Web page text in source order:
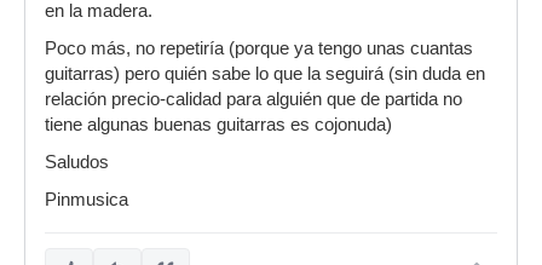
en la madera.
Poco más, no repetiría (porque ya tengo unas cuantas
guitarras) pero quién sabe lo que la seguirá (sin duda en
relación precio-calidad para alguién que de partida no
tiene algunas buenas guitarras es cojonuda)
Saludos
Pinmusica